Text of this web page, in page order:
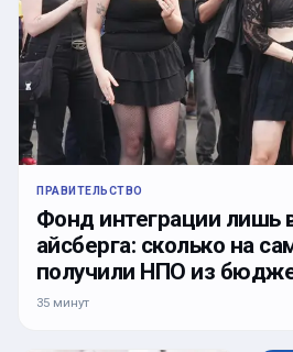
ПРАВИТЕЛЬСТВО
Фонд интеграции лишь
айсберга: сколько на
получили НПО из
35 минут